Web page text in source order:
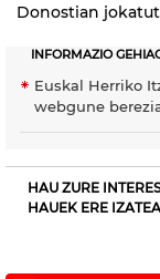
Donostian
INFORMAZIO
Euskal Herriko
webgune
HAU ZURE
HAUEK ERE IZATEA